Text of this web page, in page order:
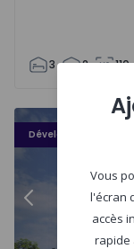
3 2 110
Développement
Terraços do
Précédent
Vous
l'écran
accès
rapide